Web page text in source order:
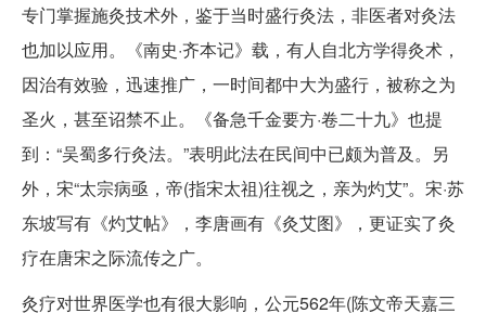
专门掌握施灸技术外，鉴于当时盛行灸法，非医者对灸法
也加以应用。《南史·齐本记》载，有人自北方学得灸术，
因治有效验，迅速推广，一时间都中大为盛行，被称之为
圣火，甚至诏禁不止。《备急千金要方·卷二十九》也提
到：“吴蜀多行灸法。”表明此法在民间中已颇为普及。另
外，宋“太宗病亟，帝(指宋太祖)往视之，亲为灼艾”。宋·苏
东坡写有《灼艾帖》，李唐画有《灸艾图》，更证实了灸
疗在唐宋之际流传之广。
灸疗对世界医学也有很大影响，公元562年(陈文帝天嘉三